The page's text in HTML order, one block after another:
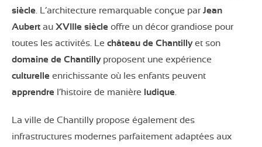
siècle. L’architecture remarquable conçue par Jean
Aubert au XVIIIe siècle offre un décor grandiose pour
toutes les activités. Le château de Chantillyet son
domaine de Chantillyproposent une expérience
culturelle enrichissante où les enfants peuvent
apprendre l’histoire de manière ludique.
La ville de Chantilly propose également des
infrastructures modernes parfaitement adaptées aux